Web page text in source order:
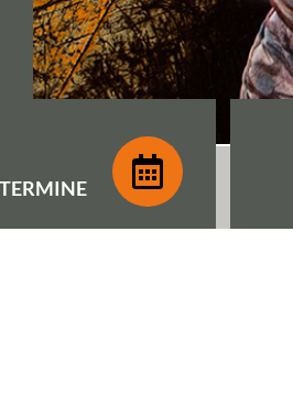
TERMINE